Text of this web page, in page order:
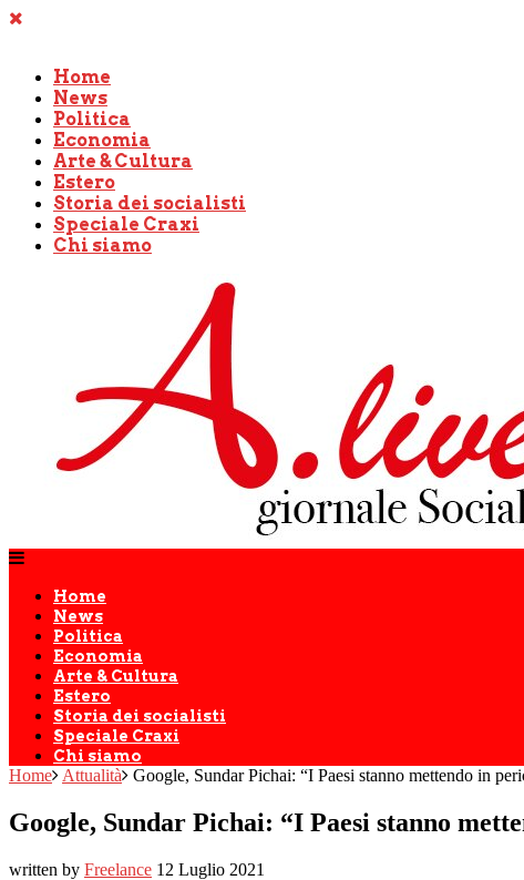
Home
News
Politica
Economia
Arte & Cultura
Estero
Storia dei socialisti
Speciale Craxi
Chi siamo
Home
News
Politica
Economia
Arte & Cultura
Estero
Storia dei socialisti
Speciale Craxi
Chi siamo
Home Attualità Google, Sundar Pichai: “I Paesi stanno mettendo in
Google, Sundar Pichai: “I Paesi stanno
written by Freelance 12 Luglio 2021